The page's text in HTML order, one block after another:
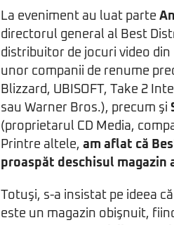
La eveniment au luat parte
directorul general al Best
distribuitor de jocuri video
unor companii de renume
Blizzard, UBISOFT, Take 2
sau Warner Bros.), precum şi
(proprietarul CD Media,
Printre altele, am aflat că
proaspăt deschisul magazin
Totuşi, s-a insistat pe ideea
este un magazin obişnuit,